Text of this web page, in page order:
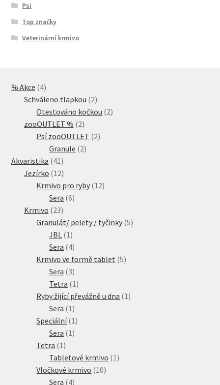
Psi
Top značky
Veterinární krmivo
% Akce 44
produkty
Schváleno tlapkou 22
produkty
Otestováno kočkou 22
zooOUTLET % 22
produkty
Psí zooOUTLET 22
Granule 22
Akvaristika 41 41
produktů
Jezírko 1212
produktů
Krmivo pro ryby 1212
Sera 66
Krmivo 2323
produktů
Granulát/ pelety / tyčinky 55
JBL 1 1
produkt
Sera 44
produkty
Krmivo ve formě tablet 55
Sera 33
produkty
Tetra 1 1
produkt
Ryby žijící převážně u dna 1 1
Sera 1 1
produkt
Speciální 1 1
Sera 1 1
Tetra 1 1
produkt
Tabletové krmivo 1 1
Vločkové krmivo 1010
Sera 44